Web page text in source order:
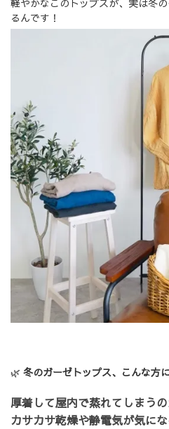
軽やかなこのトップスが、実は冬
るんです！
🌿 冬のガーゼトップス、こんな方
厚着して屋内で蒸れてしまう
カサカサ乾燥や静電気が気に